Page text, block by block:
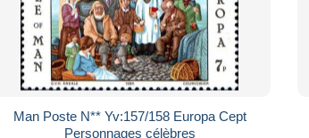
Man Poste N** Yv:157/158 Europa Cept
Personnages célèbres